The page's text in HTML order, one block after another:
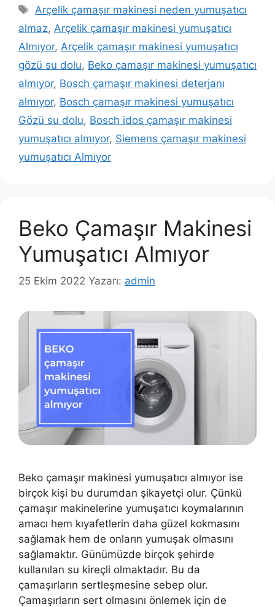
Etiketler
Arçelik çamaşır makinesi neden yumuşatıcı
almaz, Arçelik çamaşır makinesi yumuşatıcı
Almıyor, Arçelik çamaşır makinesi yumuşatıcı
gözü su dolu, Beko çamaşır makinesi yumuşatıcı
almıyor, Bosch çamaşır makinesi deterjanı
almıyor, Bosch çamaşır makinesi yumuşatıcı
Gözü su dolu, Bosch idos çamaşır makinesi
yumuşatıcı almıyor, Siemens çamaşır makinesi
yumuşatıcı Almıyor
Beko Çamaşır Makinesi
Yumuşatıcı Almıyor
25 Ekim 2022 Yazarı: admin
Beko çamaşır makinesi yumuşatıcı almıyor ise
birçok kişi bu durumdan şikayetçi olur. Çünkü
çamaşır makinelerine yumuşatıcı koymalarının
amacı hem kıyafetlerin daha güzel kokmasını
sağlamak hem de onların yumuşak olmasını
sağlamaktır. Günümüzde birçok şehirde
kullanılan su kireçli olmaktadır. Bu da
çamaşırların sertleşmesine sebep olur.
Çamaşırların sert olmasını önlemek için de